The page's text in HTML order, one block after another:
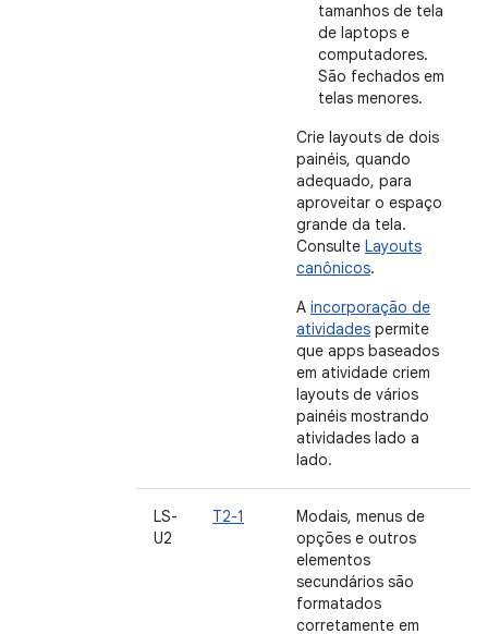
tamanhos de tela
de laptops e
computadores.
São fechados em
telas menores.
Crie layouts de dois
painéis, quando
adequado, para
aproveitar o espaço
grande da tela.
Consulte Layouts
canônicos.
A incorporação de
atividades permite
que apps baseados
em atividade criem
layouts de vários
painéis mostrando
atividades lado a
lado.
LS-
U2
T2-1
Modais, menus de
opções e outros
elementos
secundários são
formatados
corretamente em